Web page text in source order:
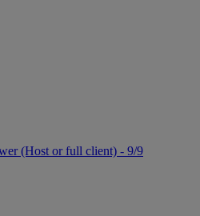
(Host or full client) - 9/9